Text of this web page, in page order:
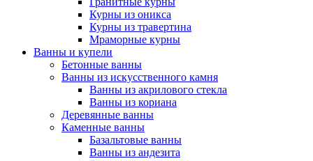
Курны из оникса
Курны из травертина
Мраморные курны
Ванны и купели
Бетонные ванны
Ванны из искусственного камня
Ванны из акрилового стекла
Ванны из кориана
Деревянные ванны
Каменные ванны
Базальтовые ванны
Ванны из андезита